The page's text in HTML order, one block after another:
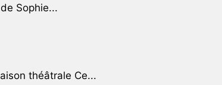
Sophie...
théâtrale Ce...